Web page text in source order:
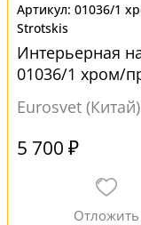
01036/1
Strotskis
Интерьерная
01036/1 хром/
Eurosvet (Китай)
5 700 ₽